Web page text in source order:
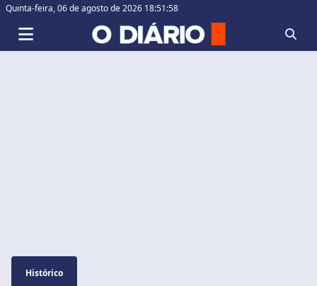
Quinta-feira,06 de agosto de 2026 18:51:59
Histórico